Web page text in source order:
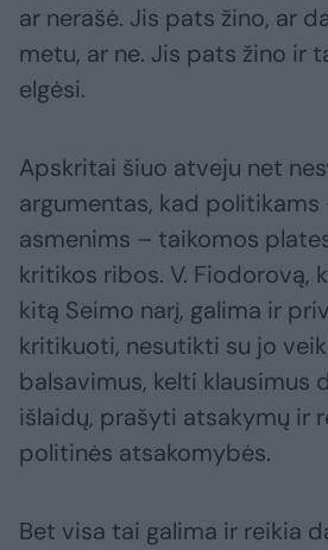
ar nerašė. Jis pats žino, ar
metu, ar ne. Jis pats žino ir
elgėsi.
Apskritai šiuo atveju net
argumentas, kad
asmenims – taikomos
kritikos ribos. V. Fiodorovą,
kitą Seimo narį, galima ir
kritikuoti, nesutikti su jo
balsavimus, kelti klausimus
išlaidų, prašyti atsakymų ir
politinės atsakomybės.
Bet visa tai galima ir reikia